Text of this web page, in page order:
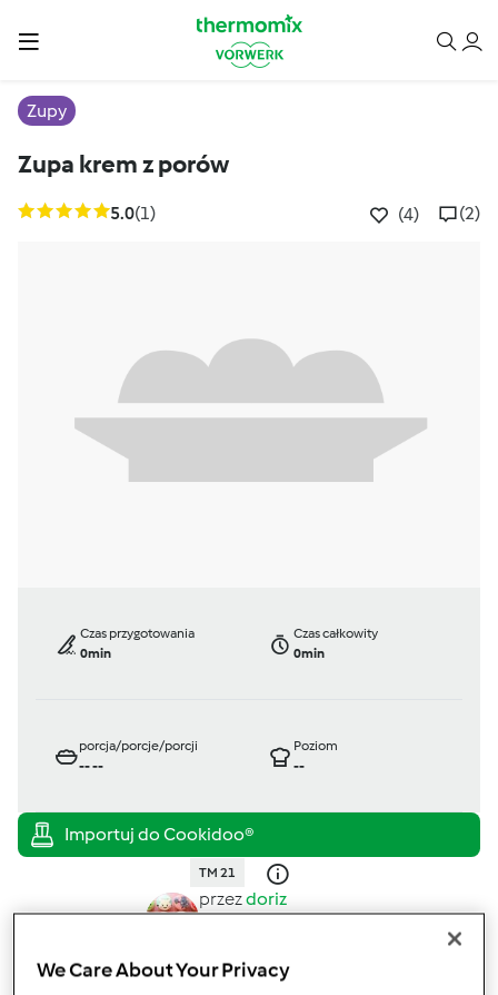
Zupy
Zupa krem z porów
5.0(1) (4) (2)
Czas przygotowania
0min
Czas całkowity
0min
porcja/porcje/porcji
----
Poziom
--
TM 21
przezdoriz
Dodaj do moich kolekcji
We Care About Your Privacy